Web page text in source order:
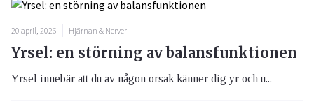
20 april, 2026 Hjärnan & Nerver
Yrsel: en störning av balansfunktionen
Yrsel innebär att du av någon orsak känner dig yr och u...